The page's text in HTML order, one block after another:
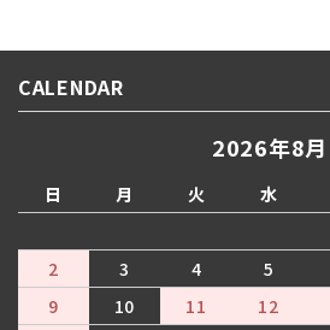
CALENDAR
2026年8月
日 月 火 水
2
3 4 5
9
10 11 12